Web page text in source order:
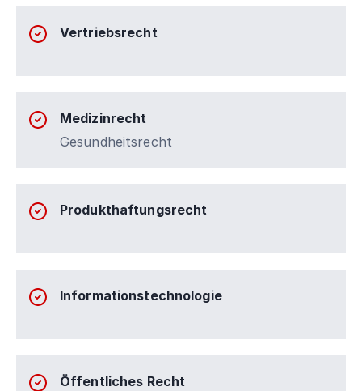
Vertriebsrecht
Medizinrecht
Gesundheitsrecht
Produkthaftungsrecht
Informationstechnologie
Öffentliches Recht